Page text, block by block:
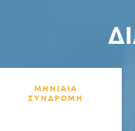
ΜΗΝΙΑΙΑ
ΣΥΝΔΡΟΜΗ